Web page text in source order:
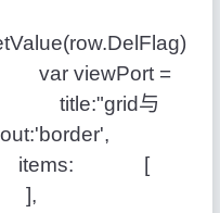
=
title:"grid与
items: [
],